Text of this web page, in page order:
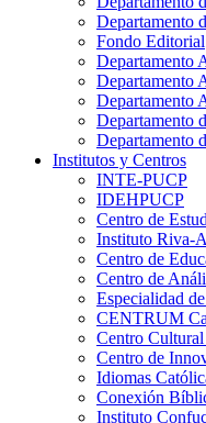
Departamento
Fondo Editorial
Departamento
Departamento
Departamento
Departamento
Departamento
Institutos y Centros
INTE-PUCP
IDEHPUCP
Centro de
Instituto Riva-
Centro de
Centro de
Especialidad
CENTRUM
Centro
Centro de
Idiomas
Conexión
Instituto